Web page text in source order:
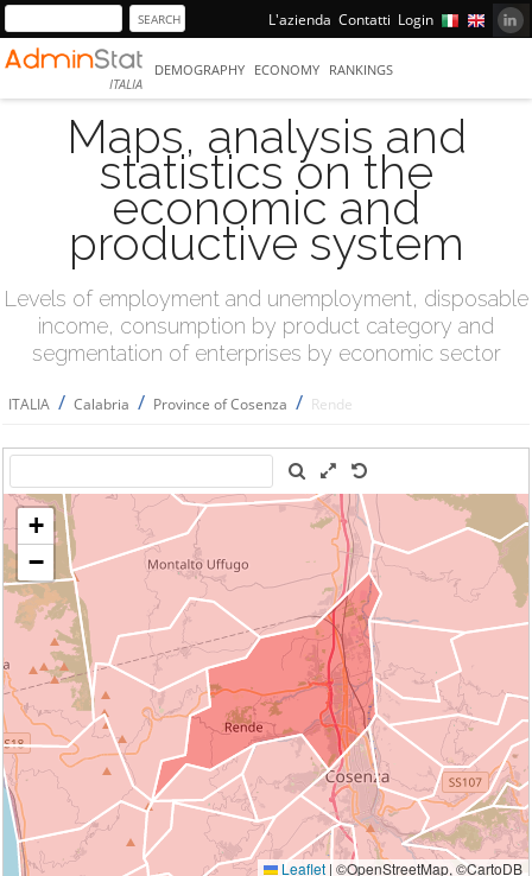
L'azienda Contatti Login
ITALIA
DEMOGRAPHY ECONOMY RANKINGS
Maps, analysis and
statistics on the
economic and
productive system
Levels of employment and unemployment, disposable
income, consumption by product category and
segmentation of enterprises by economic sector
ITALIA / Calabria / Province of Cosenza / Rende